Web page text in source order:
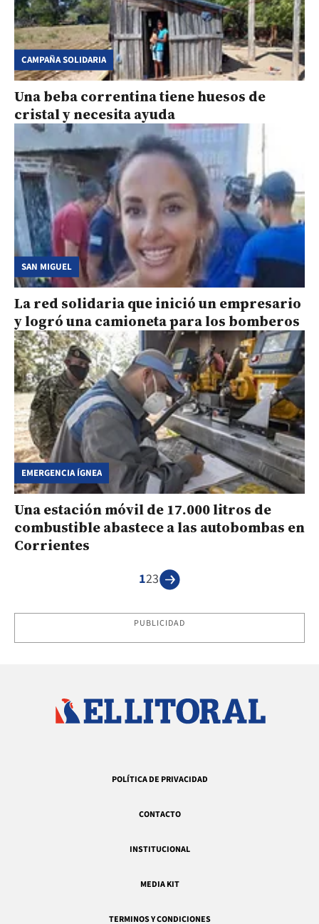
CAMPAÑA SOLIDARIA
Una beba correntina tiene huesos de
cristal y necesita ayuda
SAN MIGUEL
La red solidaria que inició un empresario
y logró una camioneta para los bomberos
EMERGENCIA ÍGNEA
Una estación móvil de 17.000 litros de
combustible abastece a las autobombas en
Corrientes
123
PUBLICIDAD
POLÍTICA DE PRIVACIDAD
CONTACTO
INSTITUCIONAL
MEDIA KIT
TERMINOS Y CONDICIONES